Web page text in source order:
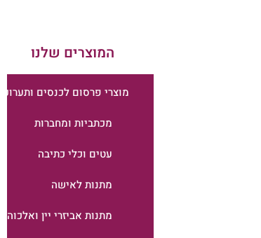
המוצרים שלנו
מוצרי פרסום לכנסים ותערוכות
מכתביות ומחברות
עטים וכלי כתיבה
מתנות לאישה
מתנות אביזרי יין ואלכוהול